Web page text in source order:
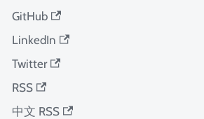
GitHub
LinkedIn
Twitter
RSS
中文 RSS